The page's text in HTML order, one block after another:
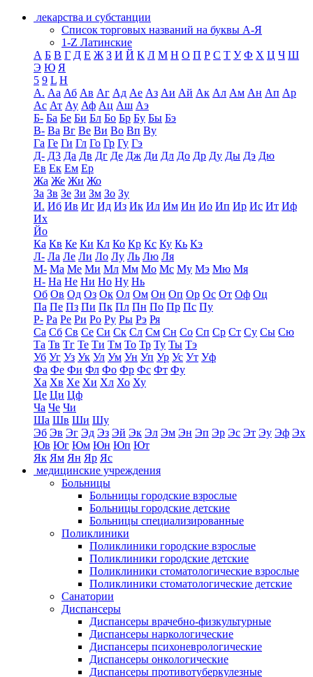
лекарства и субстанции
Список торговых названий на буквы А-Я
1-Z Латинские
А Б В Г Д Е Ж З И Й К Л М Н О П Р С Т У Ф Х Ц Ч Ш
Э Ю Я
5 9 L H
А. Аа Аб Ав Аг Ад Ае Аз Аи Ай Ак Ал Ам Ан Ап Ар
Ас Ат Ау Аф Ац Аш Аэ
Б- Ба Бе Би Бл Бо Бр Бу Бы Бэ
В- Ва Вг Ве Ви Во Вп Ву
Га Ге Ги Гл Го Гр Гу Гэ
Д- Д3 Да Дв Дг Де Дж Ди Дл До Др Ду Ды Дэ Дю
Ев Ек Ем Ер
Жа Же Жи Жо
За Зв Зе Зи Зм Зо Зу
И. Иб Ив Иг Ид Из Ик Ил Им Ин Ио Ип Ир Ис Ит Иф
Их
Йо
Ка Кв Ке Ки Кл Ко Кр Кс Ку Кь Кэ
Л- Ла Ле Ли Ло Лу Ль Лю Ля
М- Ма Ме Ми Мл Мм Мо Мс Му Мэ Мю Мя
Н- На Не Ни Но Ну Нь
Об Ов Од Оз Ок Ол Ом Он Оп Ор Ос От Оф Оц
Па Пе Пз Пи Пк Пл Пн По Пр Пс Пу
Р- Ра Ре Ри Ро Ру Ры Рэ Ря
Са Сб Св Се Си Ск Сл См Сн Со Сп Ср Ст Су Сы Сю
Та Тв Тг Те Ти Тм То Тр Ту Ты Тэ
Уб Уг Уз Ук Ул Ум Ун Уп Ур Ус Ут Уф
Фа Фе Фи Фл Фо Фр Фс Фт Фу
Ха Хв Хе Хи Хл Хо Ху
Це Ци Цф
Ча Че Чи
Ша Шв Ши Шу
Эб Эв Эг Эд Эз Эй Эк Эл Эм Эн Эп Эр Эс Эт Эу Эф Эх
Юв Юг Юм Юн Юп Ют
Як Ям Ян Яр Яс
медицинские учреждения
Больницы
Больницы городские взрослые
Больницы городские детские
Больницы специализированные
Поликлиники
Поликлиники городские взрослые
Поликлиники городские детские
Поликлиники стоматологические взрослые
Поликлиники стоматологические детские
Санатории
Диспансеры
Диспансеры врачебно-физкультурные
Диспансеры наркологические
Диспансеры психоневрологические
Диспансеры онкологические
Диспансеры противотуберкулезные